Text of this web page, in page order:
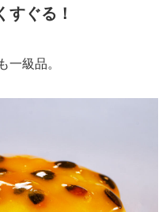
すぐる！
級品。